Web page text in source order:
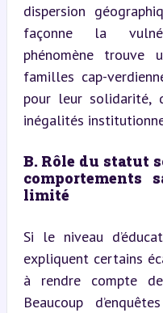
dispersion
façonne la
phénomène
familles cap-
pour leur solidarité,
inégalités
B. Rôle du statut
comportements
limité
Si le niveau
expliquent certains
à rendre compte de
Beaucoup